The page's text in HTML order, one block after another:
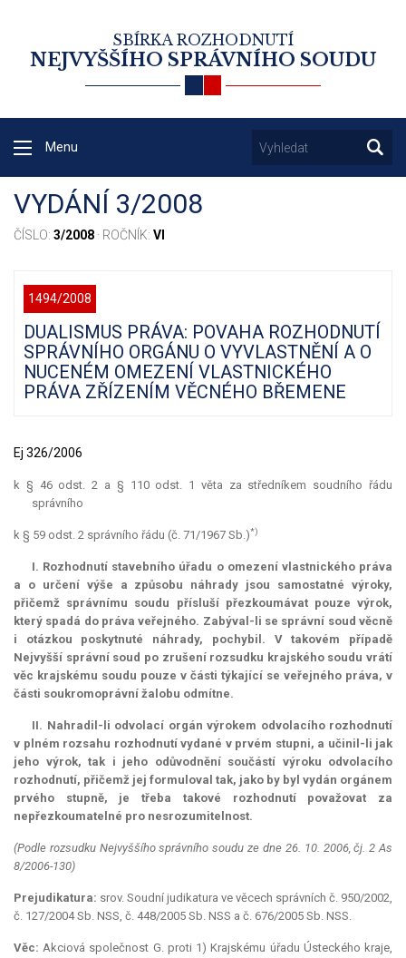
SBÍRKA ROZHODNUTÍ
NEJVYŠŠÍHO SPRÁVNÍHO SOUDU
Menu
VYDÁNÍ 3/2008
ČÍSLO: 3/2008 · ROČNÍK: VI
1494/2008
DUALISMUS PRÁVA: POVAHA ROZHODNUTÍ
SPRÁVNÍHO ORGÁNU O VYVLASTNĚNÍ A O
NUCENÉM OMEZENÍ VLASTNICKÉHO
PRÁVA ZŘÍZENÍM VĚCNÉHO BŘEMENE
Ej 326/2006
k § 46 odst. 2 a § 110 odst. 1 věta za středníkem soudního řádu
správního
k § 59 odst. 2 správního řádu (č. 71/1967 Sb.)*)
I. Rozhodnutí stavebního úřadu o omezení vlastnického práva
a o určení výše a způsobu náhrady jsou samostatné výroky,
přičemž správnímu soudu přísluší přezkoumávat pouze výrok,
který spadá do práva veřejného. Zabýval-li se správní soud věcně
i otázkou poskytnuté náhrady, pochybil. V takovém případě
Nejvyšší správní soud po zrušení rozsudku krajského soudu vrátí
věc krajskému soudu pouze v části týkající se veřejného práva, v
části soukromoprávní žalobu odmítne.
II. Nahradil-li odvolací orgán výrokem odvolacího rozhodnutí
v plném rozsahu rozhodnutí vydané v prvém stupni, a učinil-li jak
jeho výrok, tak i jeho odůvodnění součástí výroku odvolacího
rozhodnutí, přičemž jej formuloval tak, jako by byl vydán orgánem
prvého stupně, je třeba takové rozhodnutí považovat za
nepřezkoumatelné pro nesrozumitelnost.
(Podle rozsudku Nejvyššího správního soudu ze dne 26. 10. 2006, čj. 2 As
8/2006-130)
Prejudikatura: srov. Soudní judikatura ve věcech správních č. 950/2002,
č. 127/2004 Sb. NSS, č. 448/2005 Sb. NSS a č. 676/2005 Sb. NSS.
Věc: Akciová společnost G. proti 1) Krajskému úřadu Ústeckého kraje,